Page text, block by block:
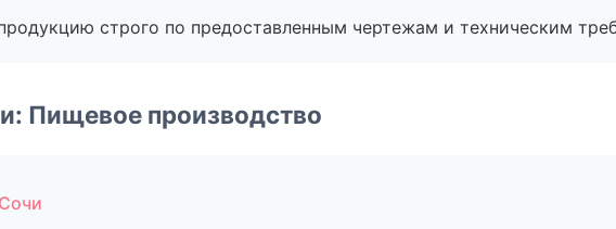
строго по предоставленным чертежам и техническим
Пищевое производство